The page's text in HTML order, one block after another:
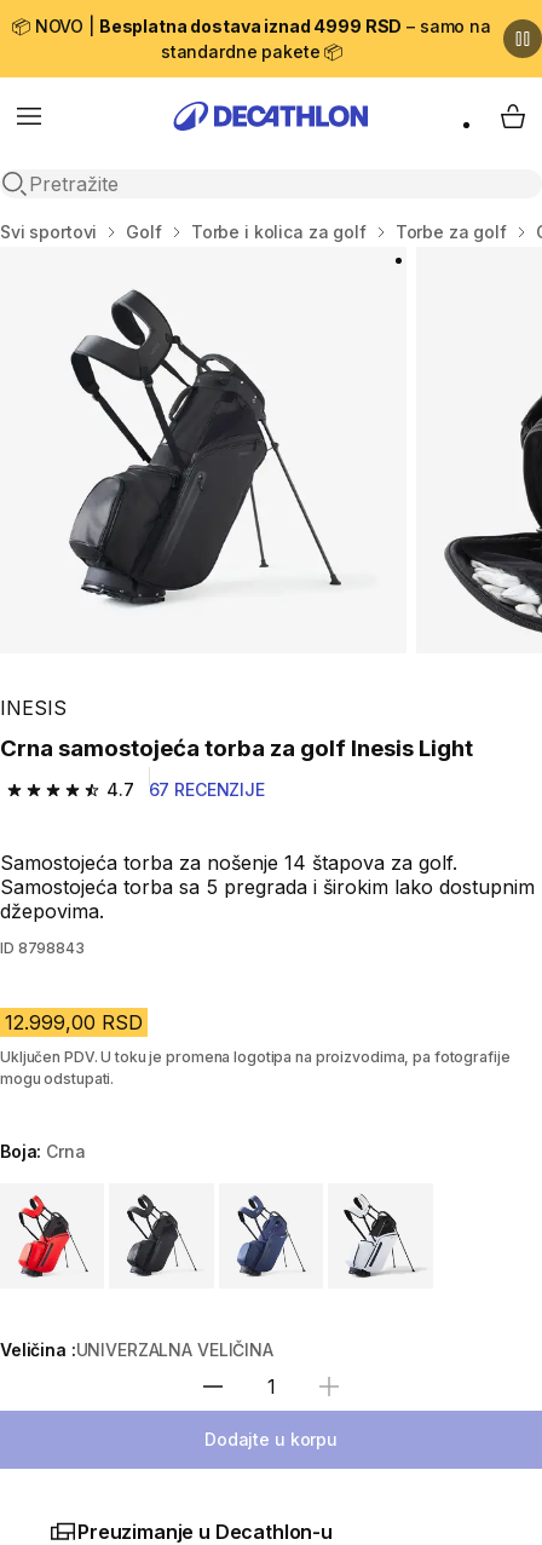
📦 NOVO | Besplatna dostava iznad 4999 RSD – samo na
standardne pakete 📦
Menu
Open search
My
Početna stranica
Svi sportovi Golf Torbe i kolica za golf Torbe za golf
INESIS
Crna samostojeća torba za golf Inesis Light
4.7
4.7 od 5 zvezdica from 67 Recenzije
67 RECENZIJE
Samostojeća torba za nošenje 14 štapova za golf.
Samostojeća torba sa 5 pregrada i širokim lako dostupnim
džepovima.
ID 8798843
12.999,00 RSD
Uključen PDV. U toku je promena logotipa na proizvodima, pa fotografije
mogu odstupati.
Boja: Crna
Choose a variant
Veličina :UNIVERZALNA VELIČINA
Izaberi količinu
Dodajte u korpu
Preuzimanje u Decathlon-u